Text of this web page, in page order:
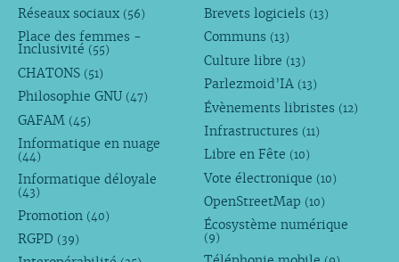
Réseaux sociaux (56)
Place des femmes -
Inclusivité (55)
CHATONS (51)
Philosophie GNU (47)
GAFAM (45)
Informatique en nuage
(44)
Informatique déloyale
(43)
Promotion (40)
RGPD (39)
Brevets logiciels (13)
Communs (13)
Culture libre (13)
Parlezmoid’IA (13)
Évènements libristes (12)
Infrastructures (11)
Libre en Fête (10)
Vote électronique (10)
OpenStreetMap (10)
Écosystème numérique
(9)